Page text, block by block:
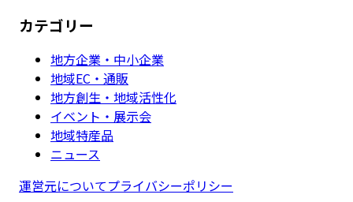
カテゴリー
地方企業・中小企業
地域EC・通販
地方創生・地域活性化
イベント・展示会
地域特産品
ニュース
運営元についてプライバシーポリシー